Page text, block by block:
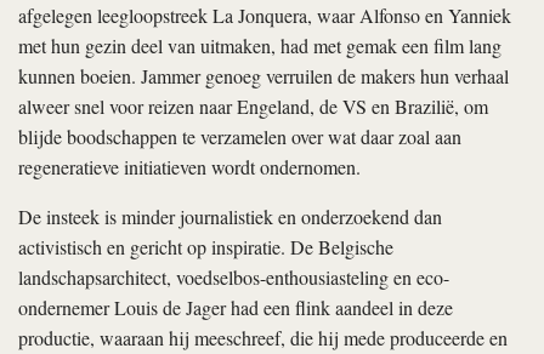
afgelegen leegloopstreek La Jonquera, waar Alfonso en Yanniek
met hun gezin deel van uitmaken, had met gemak een film lang
kunnen boeien. Jammer genoeg verruilen de makers hun verhaal
alweer snel voor reizen naar Engeland, de VS en Brazilië, om
blijde boodschappen te verzamelen over wat daar zoal aan
regeneratieve initiatieven wordt ondernomen.
De insteek is minder journalistiek en onderzoekend dan
activistisch en gericht op inspiratie. De Belgische
landschapsarchitect, voedselbos-enthou­siasteling en eco-
ondernemer Louis de Jager had een flink aandeel in deze
productie, waaraan hij meeschreef, die hij mede produceerde en